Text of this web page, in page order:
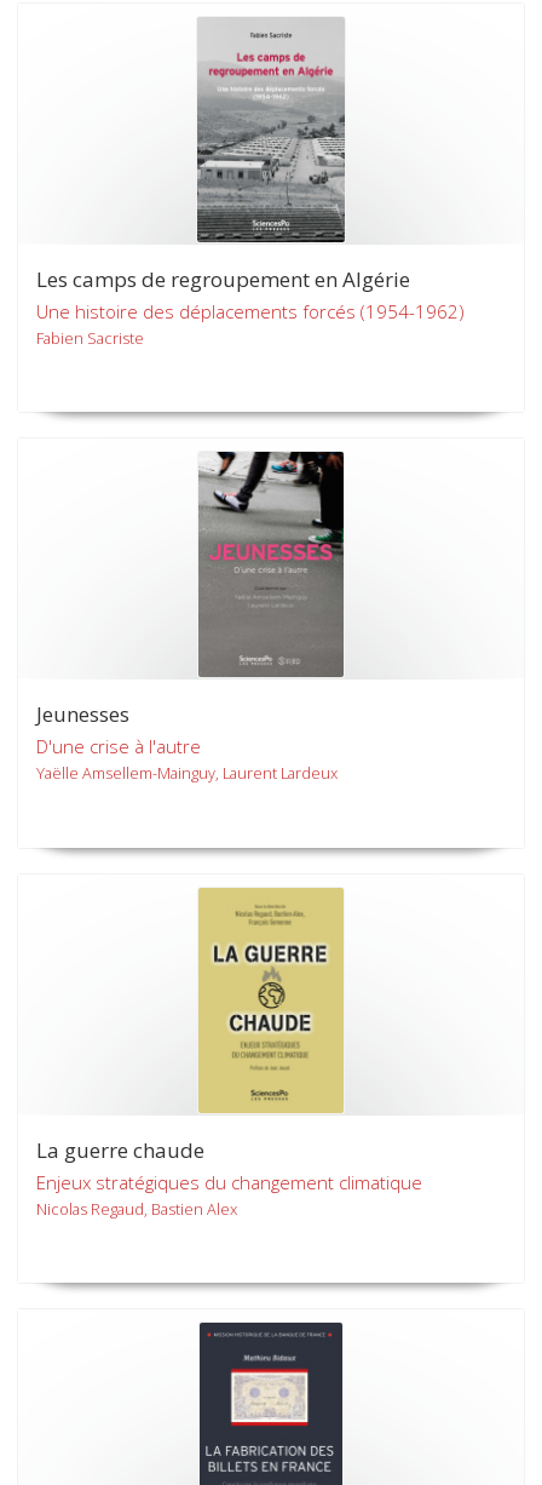
Les camps de regroupement en Algérie
Une histoire des déplacements forcés (1954-1962)
Fabien Sacriste
Jeunesses
D'une crise à l'autre
Yaëlle Amsellem-Mainguy, Laurent Lardeux
La guerre chaude
Enjeux stratégiques du changement climatique
Nicolas Regaud, Bastien Alex